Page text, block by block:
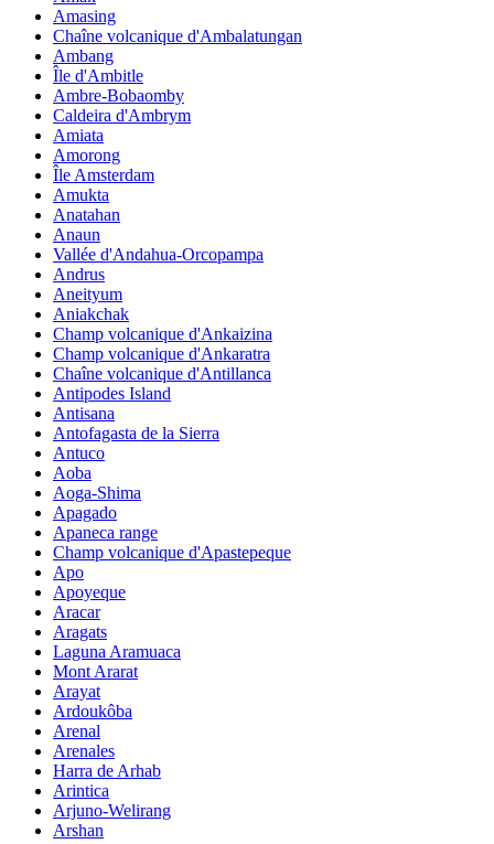
Amasing
Chaîne volcanique d'Ambalatungan
Ambang
Île d'Ambitle
Ambre-Bobaomby
Caldeira d'Ambrym
Amiata
Amorong
Île Amsterdam
Amukta
Anatahan
Anaun
Vallée d'Andahua-Orcopampa
Andrus
Aneityum
Aniakchak
Champ volcanique d'Ankaizina
Champ volcanique d'Ankaratra
Chaîne volcanique d'Antillanca
Antipodes Island
Antisana
Antofagasta de la Sierra
Antuco
Aoba
Aoga-Shima
Apagado
Apaneca range
Champ volcanique d'Apastepeque
Apo
Apoyeque
Aracar
Aragats
Laguna Aramuaca
Mont Ararat
Arayat
Ardoukôba
Arenal
Arenales
Harra de Arhab
Arintica
Arjuno-Welirang
Arshan